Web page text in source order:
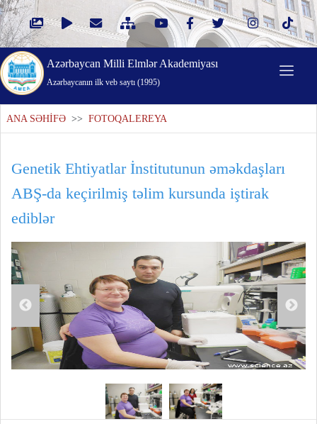
Azərbaycan Milli Elmlər Akademiyası
Azərbaycanın ilk veb saytı (1995)
ANA SƏHİFƏ >> FOTOQALEREYA
Genetik Ehtiyatlar İnstitutunun əməkdaşları
ABŞ-da keçirilmiş təlim kursunda iştirak
ediblər